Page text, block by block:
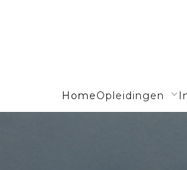
HomeOpleidingen